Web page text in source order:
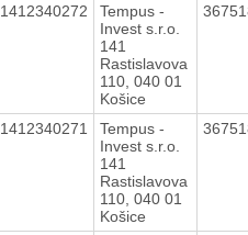
1412340272
Tempus -
Invest s.r.o.
141
Rastislavova
110, 040 01
Košice
1412340271
Tempus -
Invest s.r.o.
141
Rastislavova
110, 040 01
Košice